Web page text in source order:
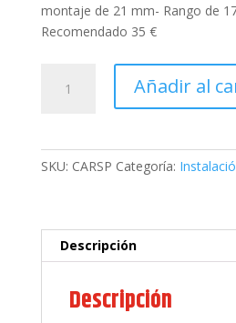
montaje de 21 mm- Rango de
Recomendado 35 €
Añadir al
SKU: CARSP Categoría:
Descripción
Descripción